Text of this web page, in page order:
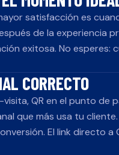
satisfacción es
de la experiencia
exitosa. No esperes:
CORRECTO
QR en el punto de
que más usa tu
El link directo